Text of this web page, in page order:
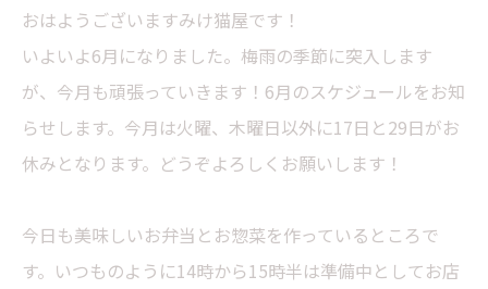
おはようございますみけ猫屋です！
いよいよ6月になりました。梅雨の季節に突入します
が、今月も頑張っていきます！6月のスケジュールをお知
らせします。今月は火曜、木曜日以外に17日と29日がお
休みとなります。どうぞよろしくお願いします！
今日も美味しいお弁当とお惣菜を作っているところで
す。いつものように14時から15時半は準備中としてお店